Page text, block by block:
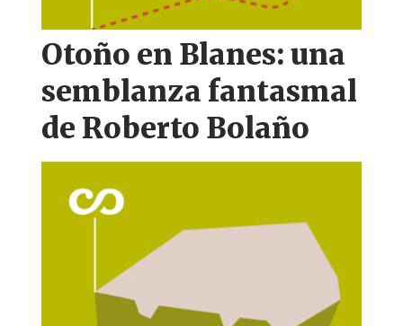
Otoño en Blanes: una
semblanza fantasmal
de Roberto Bolaño